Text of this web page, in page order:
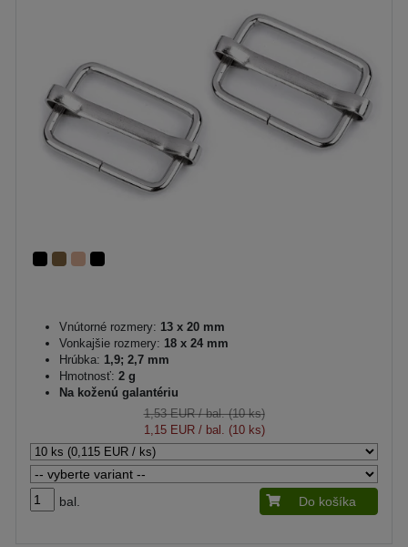
Vnútorné rozmery: 13 x 20 mm
Vonkajšie rozmery: 18 x 24 mm
Hrúbka: 1,9; 2,7 mm
Hmotnosť: 2 g
Na koženú galantériu
1,53 EUR/ bal. (10 ks)
1,15 EUR/ bal. (10 ks)
bal. Do košíka